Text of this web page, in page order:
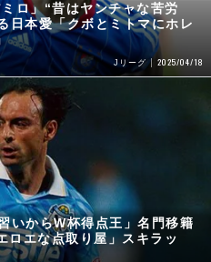
ロ」“昔はヤンチャな苦労
日本愛「クボとミトマにホレ
Jリーグ 2025/04/18
いからW杯得点王」名門移籍
エな点取り屋」スキラッ